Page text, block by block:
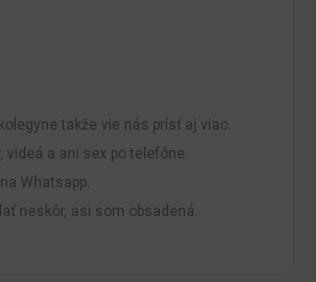
takže vie nás prísť aj viac.
videá a ani sex po telefóne.
Whatsapp.
neskôr, asi som obsadená.